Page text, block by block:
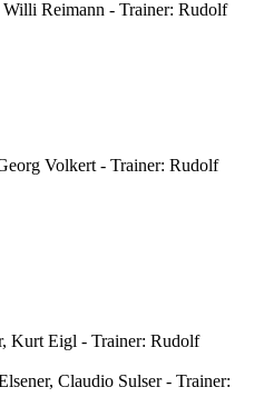
Willi Reimann - Trainer: Rudolf
Volkert - Trainer: Rudolf
Kurt Eigl - Trainer: Rudolf
Claudio Sulser - Trainer: